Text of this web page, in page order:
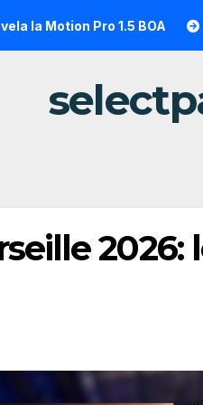
Pro 1.5 BOA El Monkey
2026: